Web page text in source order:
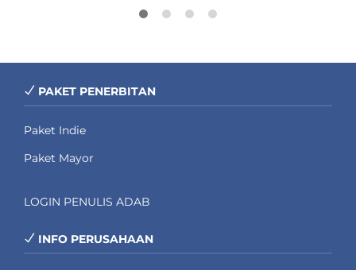
PAKET PENERBITAN
Paket Indie
Paket Mayor
LOGIN PENULIS ADAB
INFO PERUSAHAAN